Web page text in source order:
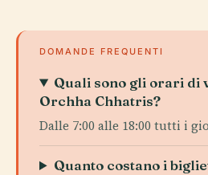
DOMANDE FREQUENTI
Quali sono gli orari di
Orchha Chhatris?
Dalle 7:00 alle 18:00 tutti i
Quanto costano i